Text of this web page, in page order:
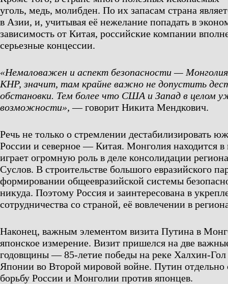
уголь, медь, молибден. По их запасам страна
в Азии, и, учитывая её нежелание попадать в
зависимость от Китая, российские компании
серьезные концессии.
«Немаловажен и аспект безопасности —
КНР, значит, там крайне важно не допустить
обстановки. Тем более что США и Запад в целом
возможности», — говорит Никита Мендкович.
Речь не только о стремлении дестабилизировать
России и северное — Китая. Монголия находится в
играет огромную роль в деле консолидации
Суслов. В строительстве большого евразийского
формировании общеевразийской системы
никуда. Поэтому Россия и заинтересована в
сотрудничества со страной, её вовлечении в
Наконец, важным элементом визита Путина в
японское измерение. Визит пришелся на две
годовщины — 85-летие победы на реке Халхин-Гол
Японии во Второй мировой войне. Путин
борьбу России и Монголии против японцев.